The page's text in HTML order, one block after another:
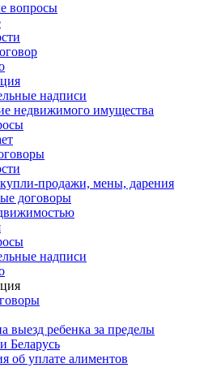
вопросы
надписи
недвижимого имущества
продажи, мены, дарения
договоры
надписи
выезд ребенка за пределы
Беларусь
об уплате алиментов